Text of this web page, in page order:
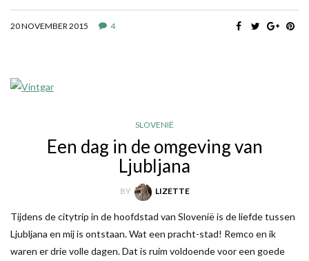
20 NOVEMBER 2015 4
SLOVENIË
Een dag in de omgeving van
Ljubljana
BY LIZETTE
Tijdens de citytrip in de hoofdstad van Slovenië is de liefde tussen
Ljubljana en mij is ontstaan. Wat een pracht-stad! Remco en ik
waren er drie volle dagen. Dat is ruim voldoende voor een goede